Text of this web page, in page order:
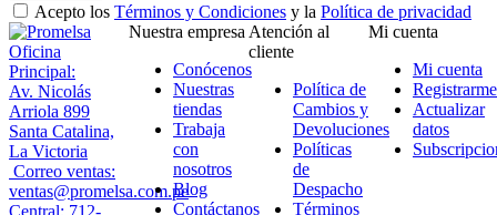
Acepto los Términos y Condiciones y la Política de privacidad
Oficina
Principal:
Av. Nicolás
Arriola 899
Santa Catalina,
La Victoria
Correo ventas:
ventas@promelsa.com.pe
Central: 712-
Nuestra empresa
Conócenos
Nuestras
tiendas
Trabaja
con
nosotros
Blog
Contáctanos
Atención al
cliente
Política de
Cambios y
Devoluciones
Políticas
de
Despacho
Términos
Mi cuenta
Mi cuenta
Registrarme
Actualizar
datos